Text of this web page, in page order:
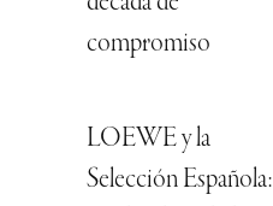
compromiso
LOEWE y la
Selección Española: